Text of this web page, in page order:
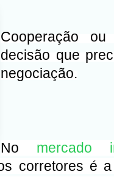
Cooperação
decisão que
negociação.
No mercado
corretores é